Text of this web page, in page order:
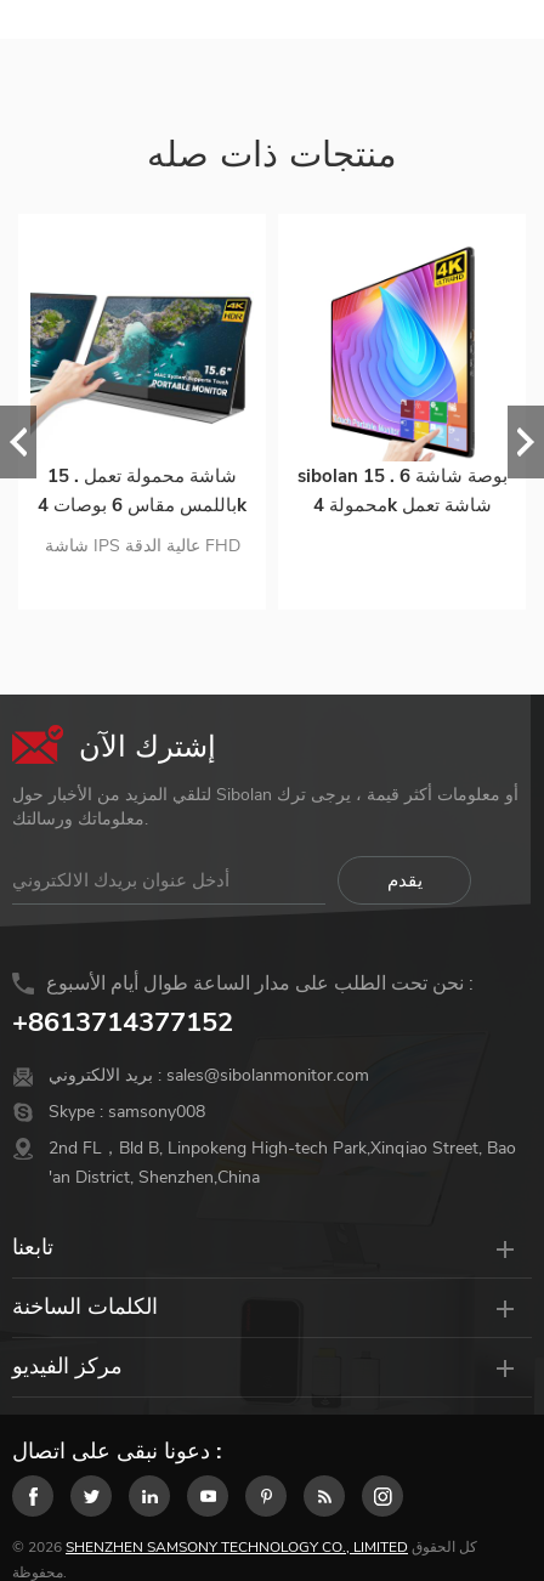
منتجات ذات صله
15 . شاشة محمولة تعمل
باللمس مقاس 6 بوصات 4k
مدمجة للبطارية تدعم ps5
شاشة IPS عالية الدقة FHD
sibolan 15 . 6 بوصة شاشة
محمولة 4k شاشة تعمل
إشترك الآن
لتلقي المزيد من الأخبار حول Sibolan أو معلومات أكثر قيمة ، يرجى ترك
معلوماتك ورسالتك.
نحن تحت الطلب على مدار الساعة طوال أيام الأسبوع :
+8613714377152
بريد الالكتروني : sales@sibolanmonitor.com
Skype : samsony008
2nd FL，Bld B, Linpokeng High-tech Park,Xinqiao Street, Bao
'an District, Shenzhen,China
تابعنا
الكلمات الساخنة
مركز الفيديو
دعونا نبقى على اتصال :
© 2026SHENZHEN SAMSONY TECHNOLOGY CO., LIMITED
محفوظة.